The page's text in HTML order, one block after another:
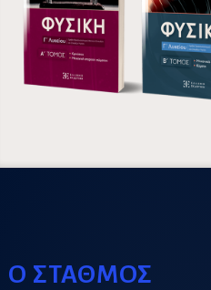
Ο ΣΤΑΘΜΟΣ